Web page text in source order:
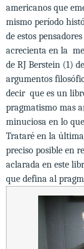
americanos que
mismo período
de estos
acrecienta en la
de RJ Berstein (1)
argumentos
decir que es un
pragmatismo mas
minuciosa en lo
Trataré en la
preciso posible en
aclarada en este
que defina al